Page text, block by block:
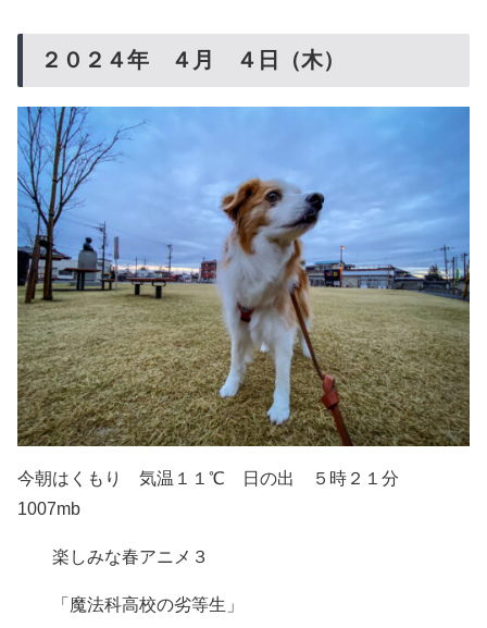
２０２４年 ４月 ４日（木）
今朝はくもり 気温１１℃ 日の出 ５時２１分
1007mb
楽しみな春アニメ３
「魔法科高校の劣等生」